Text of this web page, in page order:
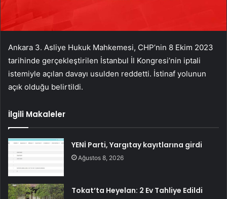
Ankara 3. Asliye Hukuk Mahkemesi, CHP’nin 8 Ekim 2023
tarihinde gerçekleştirilen İstanbul İl Kongresi’nin iptali
istemiyle açılan davayı usulden reddetti. İstinaf yolunun
açık olduğu belirtildi.
İlgili Makaleler
YENİ Parti, Yargıtay kayıtlarına girdi
Ağustos 8, 2026
Tokat’ta Heyelan: 2 Ev Tahliye Edildi